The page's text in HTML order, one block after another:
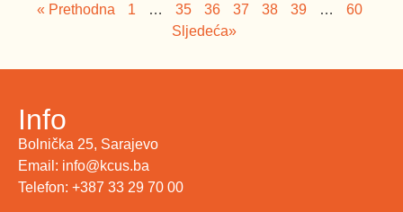
« Prethodna 1 … 35 36 37 38 39 …
60
Sljedeća»
Info
Bolnička 25, Sarajevo
Email: info@kcus.ba
Telefon: +387 33 29 70 00